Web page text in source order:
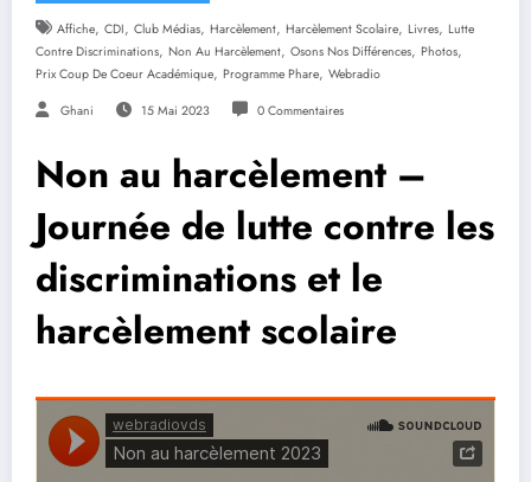
Affiche, CDI, Club Médias, Harcèlement, Harcèlement Scolaire, Livres, Lutte
Contre Discriminations, Non Au Harcèlement, Osons Nos Différences, Photos,
Prix Coup De Coeur Académique, Programme Phare, Webradio
Ghani 15 Mai 2023 0 Commentaires
Non au harcèlement –
Journée de lutte contre les
discriminations et le
harcèlement scolaire